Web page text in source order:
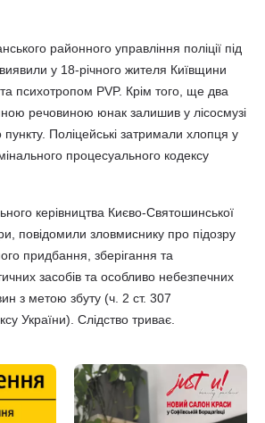
районного управління поліції під
у 18-річного жителя Київщини
та психотропом PVP. Крім того, ще два
речовиною юнак залишив у лісосмузі
Поліцейські затримали хлопця у
процесуального кодексу
керівництва Києво-Святошинської
повідомили зловмиснику про підозру
придбання, зберігання та
засобів та особливо небезпечних
з метою збуту (ч. 2 ст. 307
України). Слідство триває.